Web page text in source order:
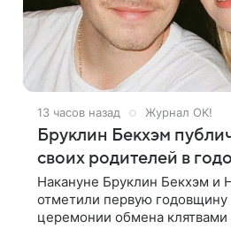
13 часов назад Журнал OK!
Бруклин Бекхэм
своих родителей в
Накануне Бруклин Бекхэм и
отметили первую годовщину
церемонии обмена